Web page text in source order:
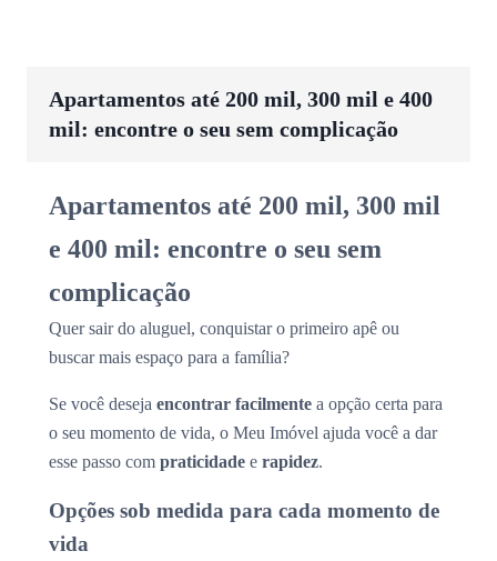
Apartamentos até 200 mil, 300 mil e 400
mil: encontre o seu sem complicação
Apartamentos até 200 mil, 300 mil
e 400 mil: encontre o seu sem
complicação
Quer sair do aluguel, conquistar o primeiro apê ou
buscar mais espaço para a família?
Se você deseja encontrar facilmente a opção certa para
o seu momento de vida, o Meu Imóvel ajuda você a dar
esse passo com praticidade e rapidez.
Opções sob medida para cada momento de
vida